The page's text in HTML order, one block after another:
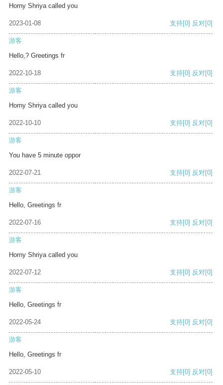
Horny Shriya called you
2023-01-08 支持[0] 反对[0]
游客
Hello,? Greetings fr
2022-10-18 支持[0] 反对[0]
游客
Horny Shriya called you
2022-10-10 支持[0] 反对[0]
游客
You have 5 minute oppor
2022-07-21 支持[0] 反对[0]
游客
Hello, Greetings fr
2022-07-16 支持[0] 反对[0]
游客
Horny Shriya called you
2022-07-12 支持[0] 反对[0]
游客
Hello, Greetings fr
2022-05-24 支持[0] 反对[0]
游客
Hello, Greetings fr
2022-05-10 支持[0] 反对[0]